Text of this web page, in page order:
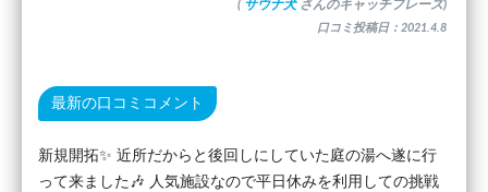
( サウナ犬 さんのキャッチフレーズ)
口コミ投稿日：2021.4.8
最新の口コミコメント
新規開拓✨ 近所だからと後回しにしていた庭の湯へ遂に行
って来ました🎶 人気施設なので平日休みを利用しての挑戦